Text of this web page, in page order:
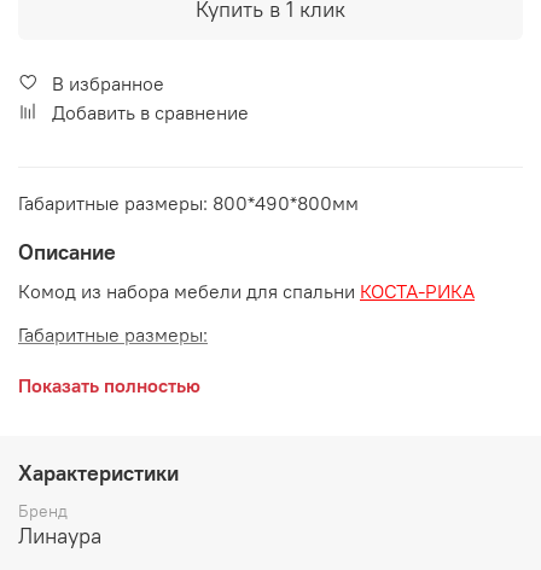
Купить в 1 клик
В избранное
Добавить в сравнение
Габаритные размеры: 800*490*800мм
Описание
Комод из набора мебели для спальни КОСТА-РИКА
Габаритные размеры:
длина 800 мм
высота 800 мм
Цвет:
Ясень шимо комбинированный
Показать полностью
Характеристики
Бренд
Линаура